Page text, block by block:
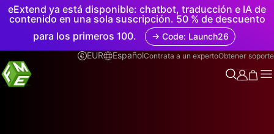
eExtend ya está disponible: chatbot, traducción e IA de
contenido en una sola suscripción. 50 % de descuento
para los primeros 100.
→ Code: Launch26
EUR
EspañolContrata a un expertoObtener soporte